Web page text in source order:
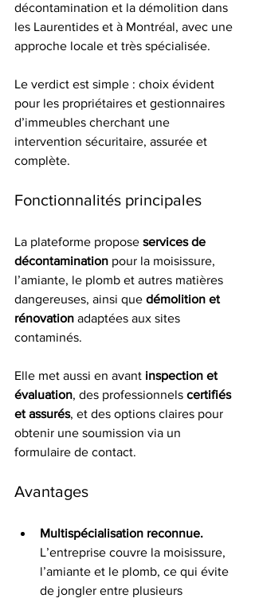
décontamination et la démolition dans
les Laurentides et à Montréal, avec une
approche locale et très spécialisée.
Le verdict est simple : choix évident
pour les propriétaires et gestionnaires
d’immeubles cherchant une
intervention sécuritaire, assurée et
complète.
Fonctionnalités principales
La plateforme propose services de
décontamination pour la moisissure,
l’amiante, le plomb et autres matières
dangereuses, ainsi que démolition et
rénovation adaptées aux sites
contaminés.
Elle met aussi en avant inspection et
évaluation, des professionnels certifiés
et assurés, et des options claires pour
obtenir une soumission via un
formulaire de contact.
Avantages
Multispécialisation reconnue.
L’entreprise couvre la moisissure,
l’amiante et le plomb, ce qui évite
de jongler entre plusieurs